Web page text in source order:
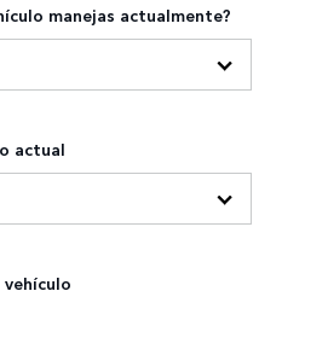
manejas actualmente?
actual